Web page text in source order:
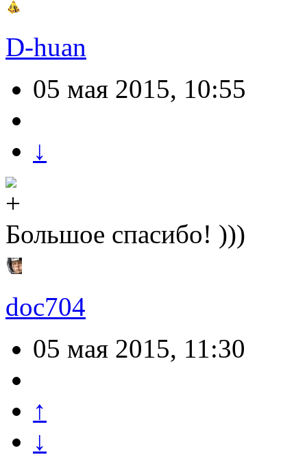
D-huan
05 мая 2015, 10:55
↓
Большое спасибо! )))
doc704
05 мая 2015, 11:30
↑
↓